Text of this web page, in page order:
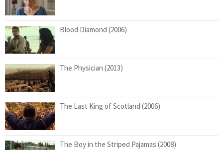
Blood Diamond (2006)
The Physician (2013)
The Last King of Scotland (2006)
The Boy in the Striped Pajamas (2008)